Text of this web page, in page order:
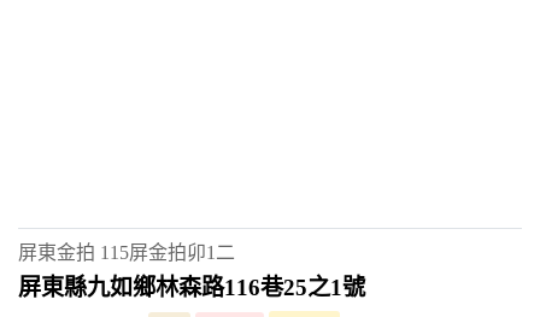
屏東金拍 115屏金拍卯1二
屏東縣九如鄉林森路116巷25之1號